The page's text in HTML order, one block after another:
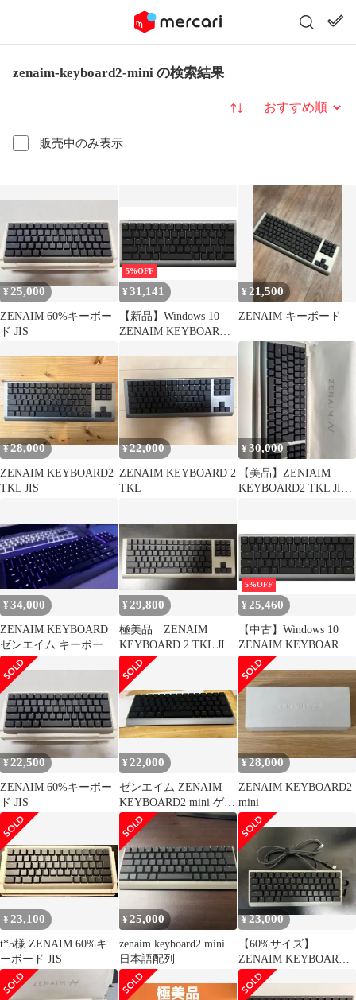
zenaim-keyboard2-mini の検索結果
販売中のみ表示
並び替え
¥ 25,000
ZENAIM 60%キーボー
ド JIS
5%OFF
¥31,141
【新品】Windows 10
ZENAIM KEYBOARD
¥ 21,500
ZENAIM キーボード
¥28,000
ZENAIM KEYBOARD2
TKL JIS
¥22,000
ZENAIM KEYBOARD 2
TKL
¥30,000
【美品】ZENIAIM
KEYBOARD2 TKL JIS
¥34,000
ZENAIM KEYBOARD
ゼンエイム キーボード
英語配列
¥29,800
極美品 ZENAIM
KEYBOARD 2 TKL JIS
日本語配列
5%OFF
¥25,460
【中古】Windows 10
ZENAIM KEYBOARD
２mini JIS配列 [KB008-
DGBK]
¥22,500
ZENAIM 60%キーボー
ド JIS
¥ 22,000
ゼンエイム ZENAIM
KEYBOARD2 mini ゲー
ミングキーボード
¥28,000
ZENAIM KEYBOARD2
mini
¥ 23,100
t*5様 ZENAIM 60%キ
ーボード JIS
¥25,000
zenaim keyboard2 mini
日本語配列
¥23,000
【60%サイズ】
ZENAIM KEYBOARD2
mini